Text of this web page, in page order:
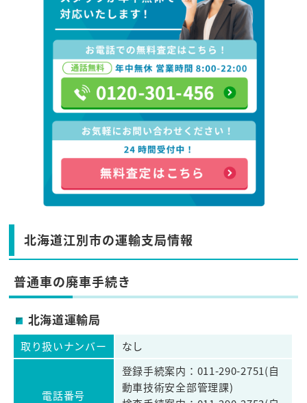
北海道江別市の運輸支局情報
普通車の廃車手続き
北海道運輸局
取り扱いナンバー なし
電話番号
登録手続案内：011-290-2751(自
動車技術安全部管理課)